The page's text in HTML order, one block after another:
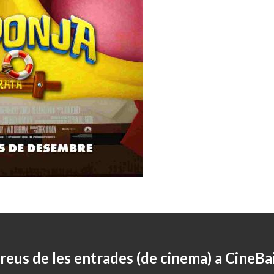
de les entrades (de cinema) a